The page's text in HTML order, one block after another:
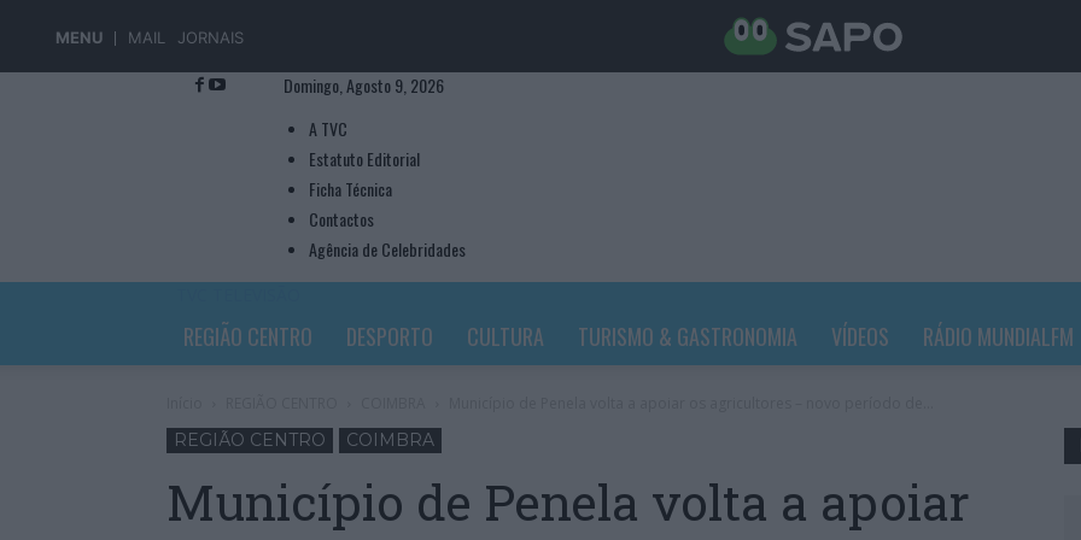
MENU MAIL JORNAIS
Domingo, Agosto 9, 2026
A TVC
Estatuto Editorial
Ficha Técnica
Contactos
Agência de Celebridades
REGIÃO CENTRO DESPORTO CULTURA TURISMO & GASTRONOMIA VÍDEOS RÁDIO MUNDIALFM
REGIÃO CENTRO COIMBRA
Município de Penela volta a apoiar